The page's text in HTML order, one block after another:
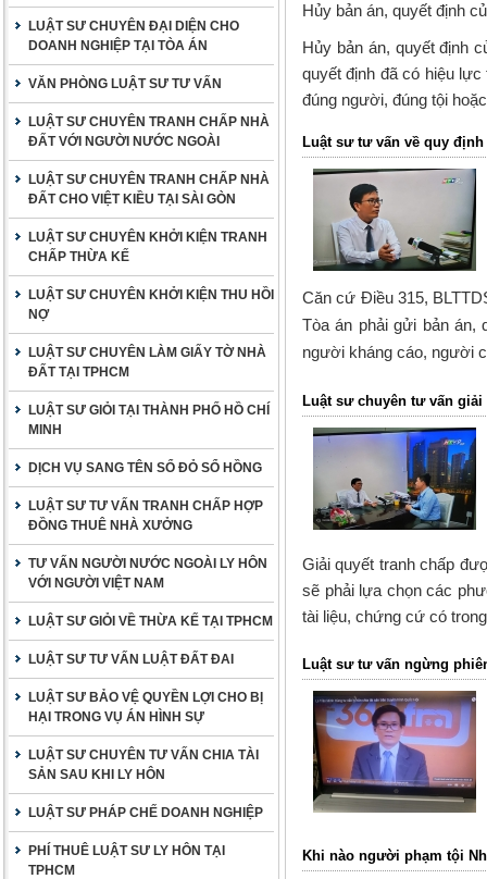
LUẬT SƯ CHUYÊN ĐẠI DIỆN CHO
DOANH NGHIỆP TẠI TÒA ÁN
VĂN PHÒNG LUẬT SƯ TƯ VẤN
LUẬT SƯ CHUYÊN TRANH CHẤP NHÀ
ĐẤT VỚI NGƯỜI NƯỚC NGOÀI
LUẬT SƯ CHUYÊN TRANH CHẤP NHÀ
ĐẤT CHO VIỆT KIỀU TẠI SÀI GÒN
LUẬT SƯ CHUYÊN KHỞI KIỆN TRANH
CHẤP THỪA KẾ
LUẬT SƯ CHUYÊN KHỞI KIỆN THU HỒI
NỢ
LUẬT SƯ CHUYÊN LÀM GIẤY TỜ NHÀ
ĐẤT TẠI TPHCM
LUẬT SƯ GIỎI TẠI THÀNH PHỐ HỒ CHÍ
MINH
DỊCH VỤ SANG TÊN SỔ ĐỎ SỔ HỒNG
LUẬT SƯ TƯ VẤN TRANH CHẤP HỢP
ĐỒNG THUÊ NHÀ XƯỞNG
TƯ VẤN NGƯỜI NƯỚC NGOÀI LY HÔN
VỚI NGƯỜI VIỆT NAM
LUẬT SƯ GIỎI VỀ THỪA KẾ TẠI TPHCM
LUẬT SƯ TƯ VẤN LUẬT ĐẤT ĐAI
LUẬT SƯ BẢO VỆ QUYỀN LỢI CHO BỊ
HẠI TRONG VỤ ÁN HÌNH SỰ
LUẬT SƯ CHUYÊN TƯ VẤN CHIA TÀI
SẢN SAU KHI LY HÔN
LUẬT SƯ PHÁP CHẾ DOANH NGHIỆP
PHÍ THUÊ LUẬT SƯ LY HÔN TẠI
TPHCM
Hủy bản án, quyết định
Hủy bản án, quyết định
quyết định đã có hiệu
đúng người, đúng tội
Luật sư tư vấn về quy
Căn cứ Điều 315,
Tòa án phải gửi bản án,
người kháng cáo, người
Luật sư chuyên tư vấn
Giải quyết tranh chấp
sẽ phải lựa chọn các
tài liệu, chứng cứ có
Luật sư tư vấn ngừng
Khi nào người phạm tội